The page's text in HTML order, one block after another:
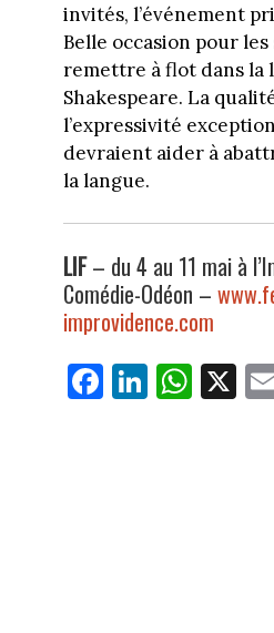
invités, l’événement
Belle occasion pour
remettre à flot dans la
Shakespeare. La
l’expressivité
devraient aider à
la langue.
LIF– du 4 au 11 mai à
Comédie-Odéon –
improvidence.com
Fa
ce
Li
nk
W
ha
X